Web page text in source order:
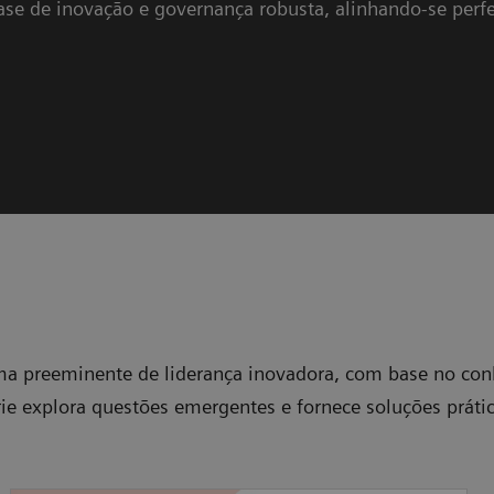
de inovação e governança robusta, alinhando-se
preeminente de liderança inovadora, com base no
explora questões emergentes e fornece soluções